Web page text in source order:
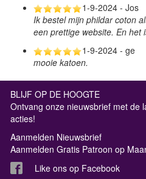
1-9-2024 - Jos
Ik bestel mijn phildar coton
een prettige website. En het
1-9-2024 - ge
mooie katoen.
BLIJF OP DE HOOGTE
Ontvang onze nieuwsbrief met de
acties!
Aanmelden Nieuwsbrief
Aanmelden Gratis Patroon op
Like ons op Facebook